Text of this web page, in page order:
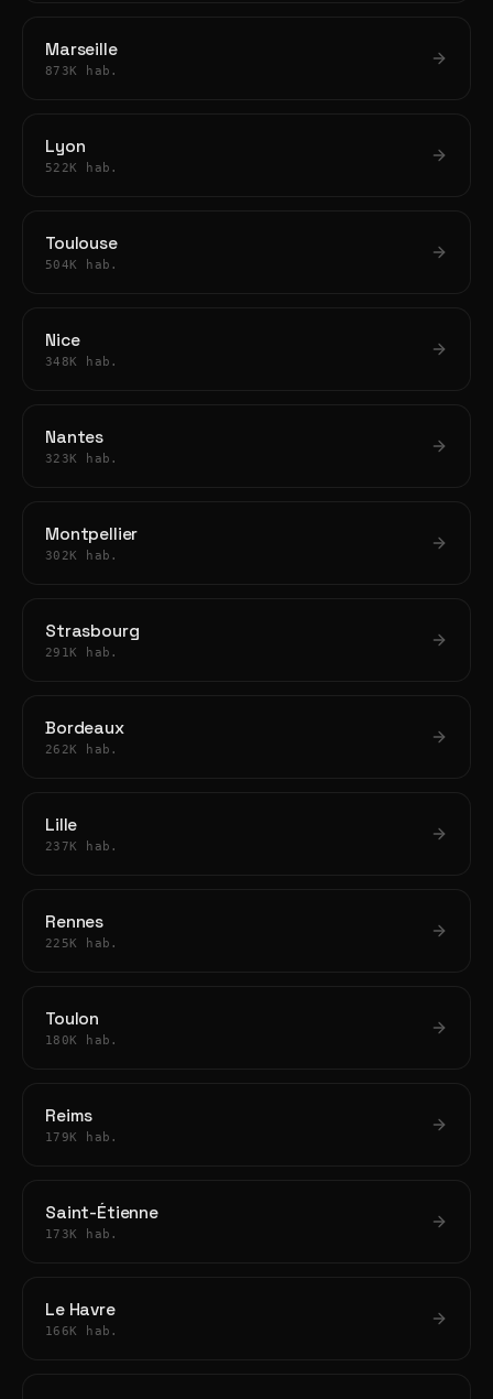
Marseille
873K hab.
Lyon
522K hab.
Toulouse
504K hab.
Nice
348K hab.
Nantes
323K hab.
Montpellier
302K hab.
Strasbourg
291K hab.
Bordeaux
262K hab.
Lille
237K hab.
Rennes
225K hab.
Toulon
180K hab.
Reims
179K hab.
Saint-Étienne
173K hab.
Le Havre
166K hab.